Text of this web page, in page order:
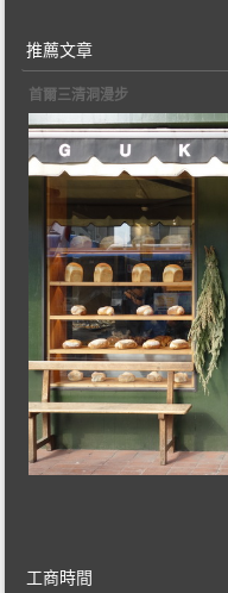
推薦文章
首爾三清洞漫步
工商時間